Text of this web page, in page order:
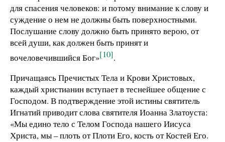
для спасения человеков: и потому внимание к слову и
суждение о нем не должны быть поверхностными.
Послушание слову должно быть принято верою, от
всей души, как должен быть принят и
вочеловечившийся Бог»[10].
Причащаясь Пречистых Тела и Крови Христовых,
каждый христианин вступает в теснейшее общение с
Господом. В подтверждение этой истины святитель
Игнатий приводит слова святителя Иоанна Златоуста:
«Мы едино тело с Телом Господа нашего Иисуса
Христа, мы – плоть от Плоти Его, кость от Костей Его.